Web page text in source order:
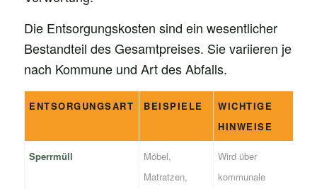
Die Entsorgungskosten sind ein wesentlicher
Bestandteil des Gesamtpreises. Sie variieren je
nach Kommune und Art des Abfalls.
ENTSORGUNGSART BEISPIELE
WICHTIGE
HINWEISE
Sperrmüll
Möbel,
Matratzen,
Wird über
kommunale